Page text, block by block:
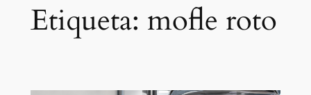
Etiqueta: mofle roto